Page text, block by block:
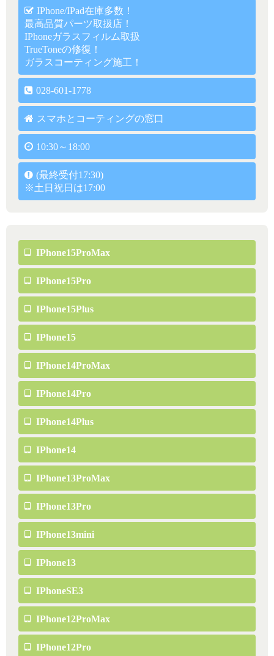
IPhone/iPad在庫多数！
最高品質パーツ取扱店！
IPhoneガラスフィルム取扱
TrueToneの修復！
ガラスコーティング施工！
028-601-1778
スマホとコーティングの窓口
10:30～18:00
(最終受付17:30)
※土日祝日は17:00
IPhone15ProMax
IPhone15Pro
IPhone15Plus
IPhone15
IPhone14ProMax
IPhone14Pro
IPhone14Plus
IPhone14
IPhone13ProMax
IPhone13Pro
IPhone13mini
IPhone13
IPhoneSE3
IPhone12ProMax
IPhone12Pro